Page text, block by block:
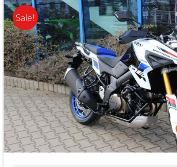
Sale!